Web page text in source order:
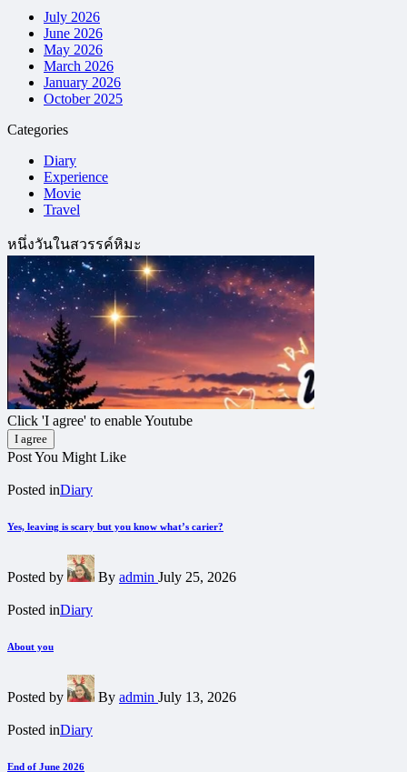
July 2026
June 2026
May 2026
March 2026
January 2026
October 2025
Categories
Diary
Experience
Movie
Travel
หนึ่งวันในสวรรค์หิมะ
Click 'I agree' to enable Youtube
I agree